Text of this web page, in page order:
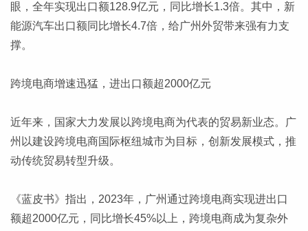
眼，全年实现出口额128.9亿元，同比增长1.3倍。其中，新
能源汽车出口额同比增长4.7倍，给广州外贸带来强有力支
撑。
跨境电商增速迅猛，进出口额超2000亿元
近年来，国家大力发展以跨境电商为代表的贸易新业态。广
州以建设跨境电商国际枢纽城市为目标，创新发展模式，推
动传统贸易转型升级。
《蓝皮书》指出，2023年，广州通过跨境电商实现进出口
额超2000亿元，同比增长45%以上，跨境电商成为复杂外